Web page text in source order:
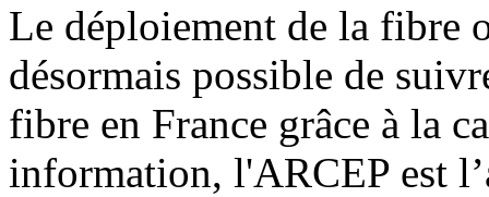
Le déploiement de la fibre
désormais possible de
fibre en France grâce à la
information, l'ARCEP est